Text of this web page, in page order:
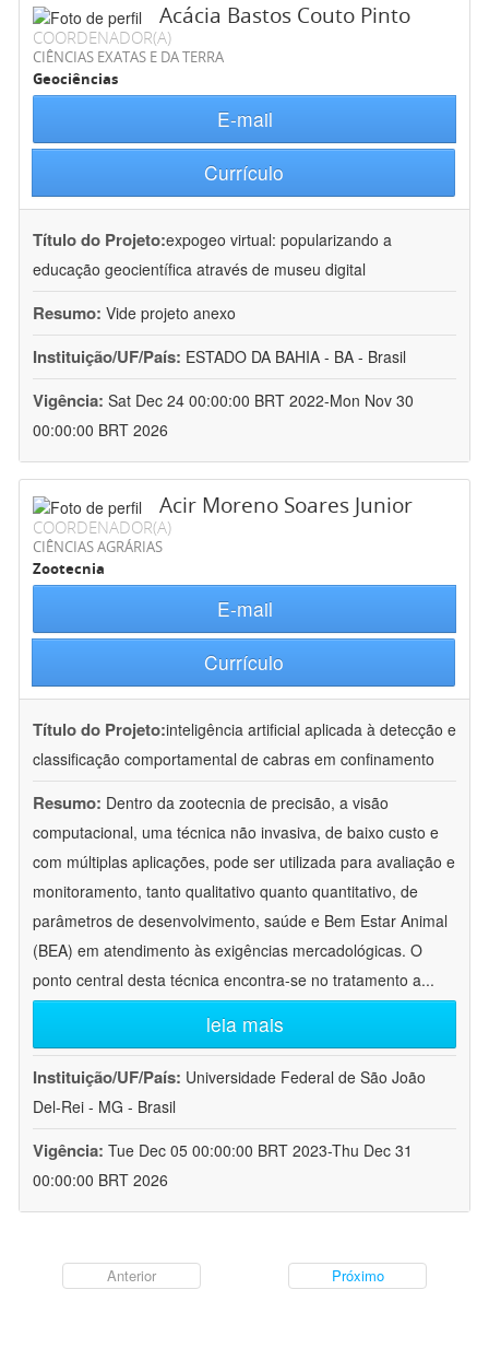
Acácia Bastos Couto Pinto
COORDENADOR(A)
CIÊNCIAS EXATAS E DA TERRA
Geociências
E-mail
Currículo
Título do Projeto:expogeo virtual: popularizando a
educação geocientífica através de museu digital
Resumo: Vide projeto anexo
Instituição/UF/País: ESTADO DA BAHIA - BA - Brasil
Vigência: Sat Dec 24 00:00:00 BRT 2022-Mon Nov 30
00:00:00 BRT 2026
Acir Moreno Soares Junior
COORDENADOR(A)
CIÊNCIAS AGRÁRIAS
Zootecnia
E-mail
Currículo
Título do Projeto:inteligência artificial aplicada à detecção e
classificação comportamental de cabras em confinamento
Resumo: Dentro da zootecnia de precisão, a visão
computacional, uma técnica não invasiva, de baixo custo e
com múltiplas aplicações, pode ser utilizada para avaliação e
monitoramento, tanto qualitativo quanto quantitativo, de
parâmetros de desenvolvimento, saúde e Bem Estar Animal
(BEA) em atendimento às exigências mercadológicas. O
ponto central desta técnica encontra-se no tratamento a...
leia mais
Instituição/UF/País: Universidade Federal de São João
Del-Rei - MG - Brasil
Vigência: Tue Dec 05 00:00:00 BRT 2023-Thu Dec 31
00:00:00 BRT 2026
Anterior Próximo